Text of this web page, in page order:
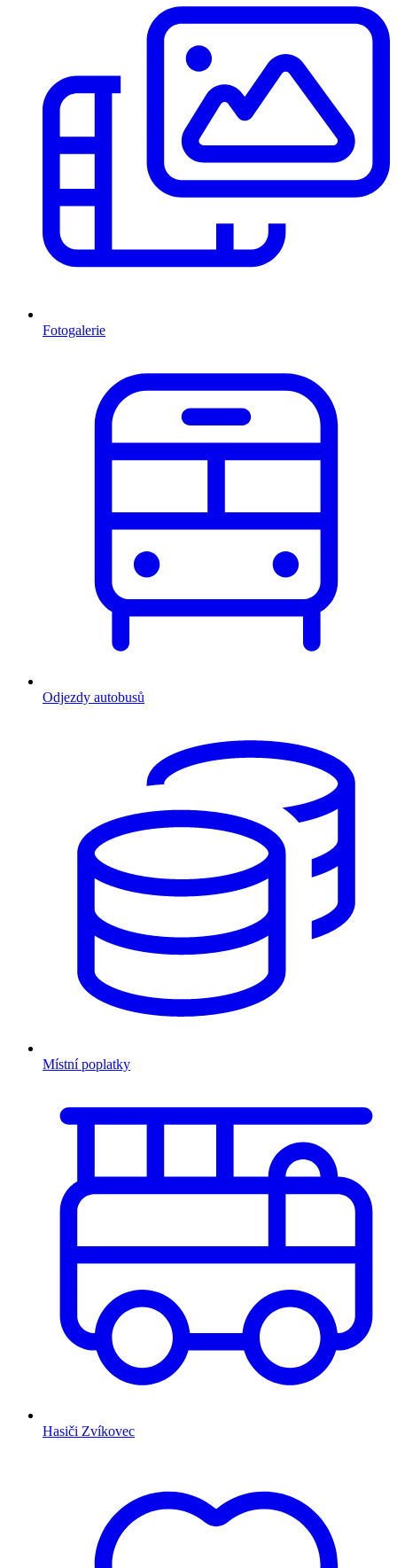
Fotogalerie
Odjezdy autobusů
Místní poplatky
Hasiči Zvíkovec